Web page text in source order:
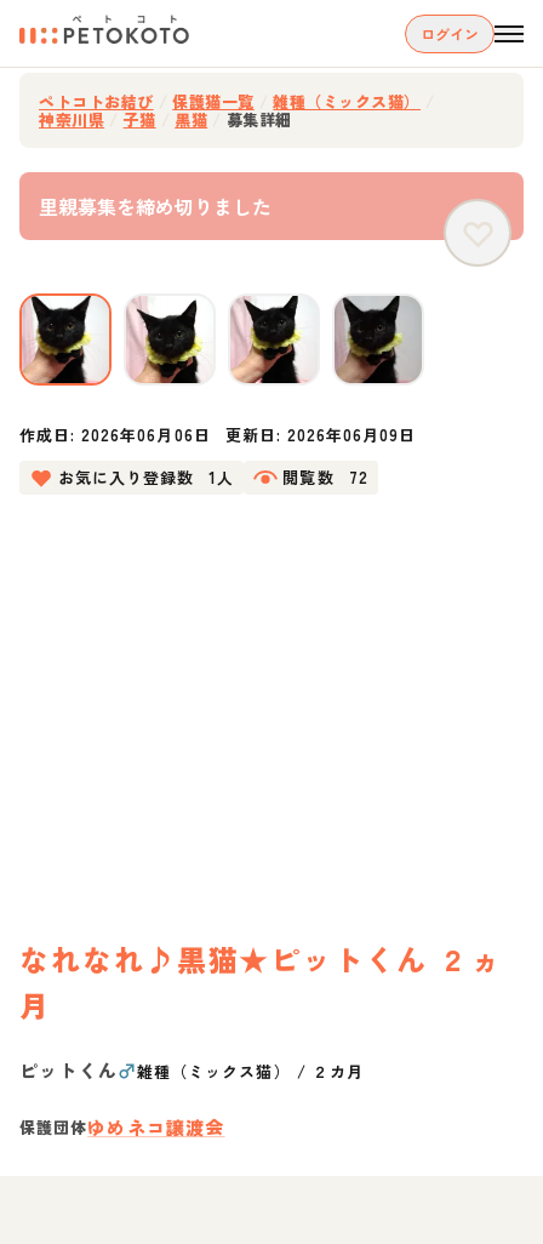
ログイン
ペトコトお結び 保護猫一覧 雑種（ミックス猫）
神奈川県 子猫 黒猫 募集詳細
里親募集を締め切りました
作成日:2026年06月06日 更新日: 2026年06月09日
お気に入り登録数
1人 閲覧数 72
なれなれ♪黒猫★ピットくん ２ヵ
月
ピットくん♂雑種（ミックス猫） / ２カ月
保護団体ゆめネコ譲渡会